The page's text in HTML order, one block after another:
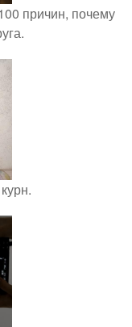
причин, почему